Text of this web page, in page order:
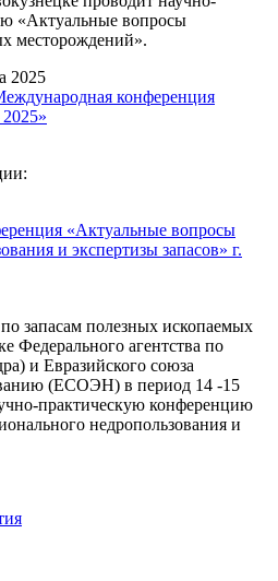
«Актуальные вопросы
месторождений».
2025
конференция
«Актуальные вопросы
и экспертизы запасов» г.
запасам полезных ископаемых
агентства по
и Евразийского союза
(ЕСОЭН) в период 14 -15
практическую конференцию
недропользования и